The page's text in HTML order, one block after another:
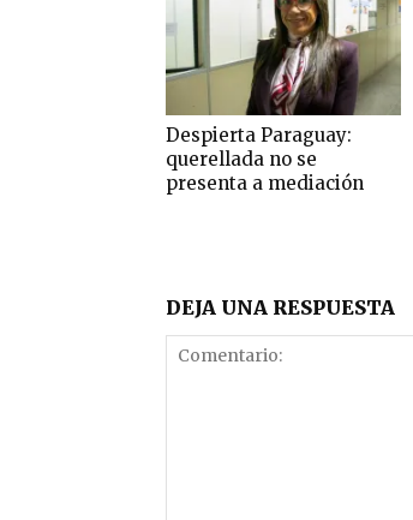
Despierta Paraguay:
querellada no se
presenta a mediación
DEJA UNA RESPUESTA